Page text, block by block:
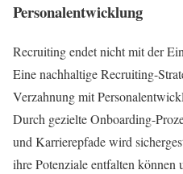
Personalentwicklung
Recruiting endet nicht mit der
Eine nachhaltige Recruiting-
Verzahnung mit
Durch gezielte Onboarding-
und Karrierepfade wird
ihre Potenziale entfalten